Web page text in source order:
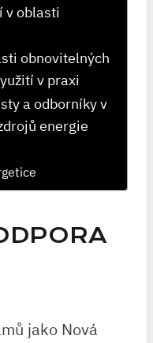
v oblasti
obnovitelných
v praxi
a odborníky v
energie
jako Nová